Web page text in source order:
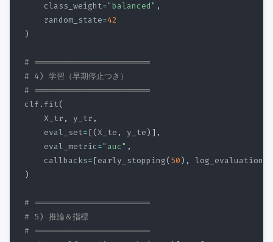
    class_weight
="balanced" ,
    random_state
=42
)
# ========================
# 4) 学習（早期停止つき）
# ========================
clf . fit(
    X_tr
, y_tr ,
    eval_set
=[(X_te , y_te) ] ,
    eval_metric
="auc" ,
    callbacks
=[early_stopping(50) , log_evaluation
)
# ========================
# 5) 推論＆指標
# ========================